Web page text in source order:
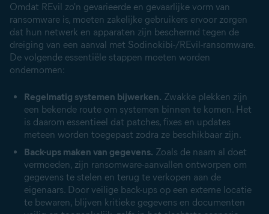
Omdat REvil zo'n gevarieerde en gevaarlijke vorm van
ransomware is, moeten zakelijke gebruikers ervoor zorgen
dat hun netwerk en apparaten zijn beschermd tegen de
dreiging van een aanval met Sodinokibi-/REvil-ransomware.
De volgende essentiële stappen moeten worden
ondernomen:
Regelmatig systemen bijwerken. Zwakke plekken zijn
een bekende route om systemen binnen te komen. Het
is daarom essentieel dat patches, fixes en updates
meteen worden toegepast zodra ze beschikbaar zijn.
Back-ups maken van gegevens. Zoals de naam al doet
vermoeden, zijn ransomware-aanvallen ontworpen om
gegevens te stelen en terug te verkopen aan de
eigenaars. Door veilige back-ups op een externe locatie
te bewaren, blijven kritieke gegevens en documenten